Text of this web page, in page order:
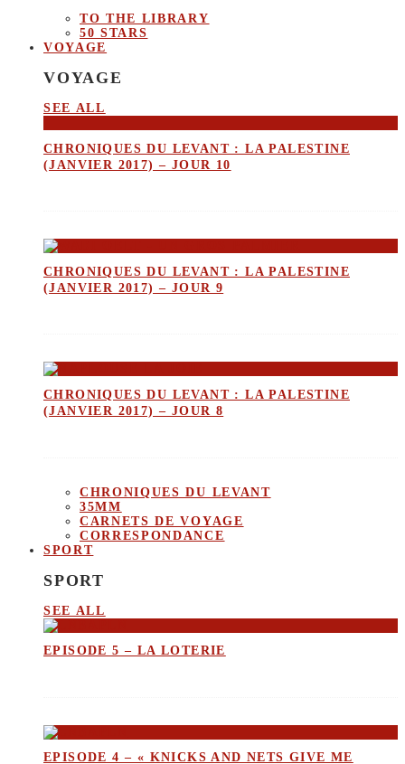
TO THE LIBRARY
50 STARS
VOYAGE
VOYAGE
SEE ALL
CHRONIQUES DU LEVANT : LA PALESTINE
(JANVIER 2017) – JOUR 10
CHRONIQUES DU LEVANT : LA PALESTINE
(JANVIER 2017) – JOUR 9
CHRONIQUES DU LEVANT : LA PALESTINE
(JANVIER 2017) – JOUR 8
CHRONIQUES DU LEVANT
35MM
CARNETS DE VOYAGE
CORRESPONDANCE
SPORT
SPORT
SEE ALL
EPISODE 5 – LA LOTERIE
EPISODE 4 – « KNICKS AND NETS GIVE ME